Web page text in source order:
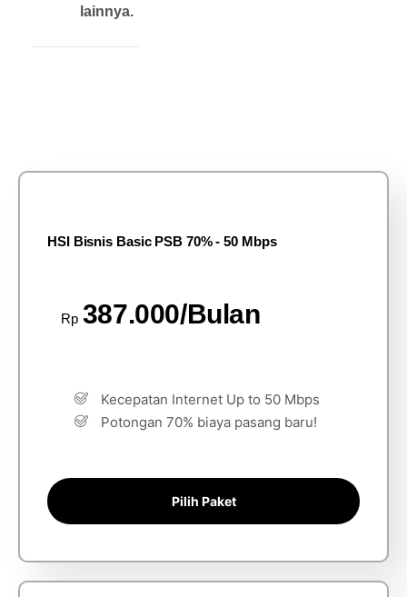
lainnya.
HSI Bisnis Basic PSB 70% - 50 Mbps
Rp 387.000/Bulan
Kecepatan Internet Up to 50 Mbps
Potongan 70% biaya pasang baru!
Pilih Paket